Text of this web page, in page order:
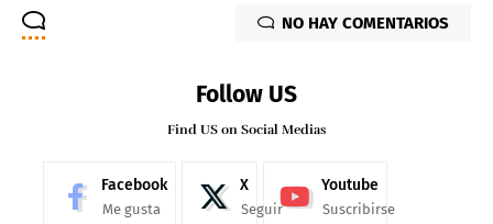
NO HAY COMENTARIOS
Follow US
Find US on Social Medias
Facebook
Me gusta
X
Seguir
Youtube
Suscribirse